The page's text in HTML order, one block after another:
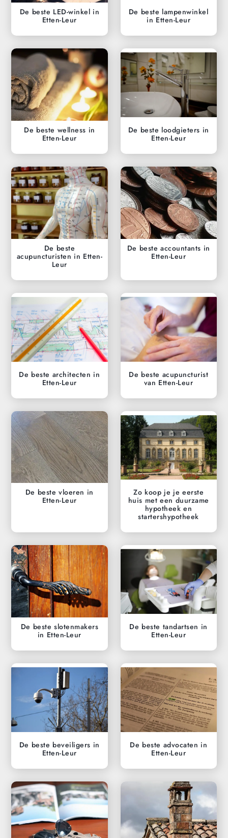
De beste LED-winkel in
Etten-Leur
De beste lampenwinkel
in Etten-Leur
De beste wellness in
Etten-Leur
De beste loodgieters in
Etten-Leur
De beste
acupuncturisten in Etten-
Leur
De beste accountants in
Etten-Leur
De beste architecten in
Etten-Leur
De beste acupuncturist
van Etten-Leur
De beste vloeren in
Etten-Leur
Zo koop je je eerste
huis met een duurzame
hypotheek en
startershypotheek
De beste slotenmakers
in Etten-Leur
De beste tandartsen in
Etten-Leur
De beste beveiligers in
Etten-Leur
De beste advocaten in
Etten-Leur